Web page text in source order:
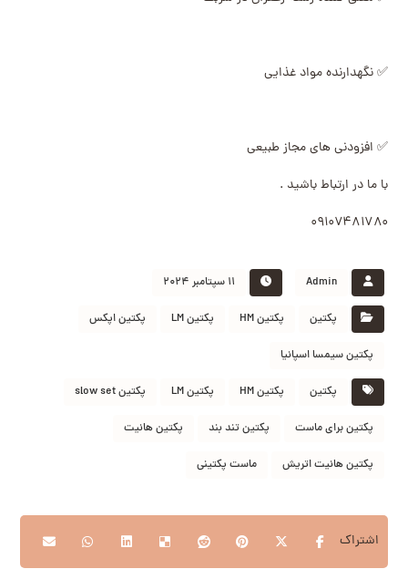
✅ نگهدارنده مواد غذایی
✅ افزودنی های مجاز طبیعی
با ما در ارتباط باشید .
۰۹۱۰۷۴۸۱۷۸۰
Admin ۱۱ سپتامبر ۲۰۲۴
پکتین پکتین HM پکتین LM پکتین اپکس
پکتین سیمسا اسپانیا
پکتین پکتین HM پکتین LM پکتین slow set
پکتین برای ماست پکتین تند بند پکتین هانیت
پکتین هانیت اتریش ماست پکتینی